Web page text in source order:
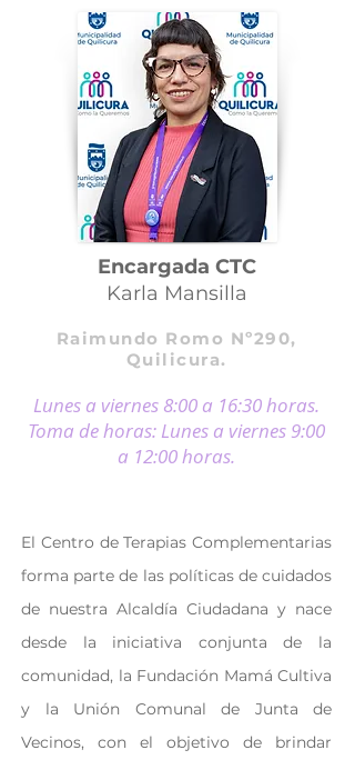
Encargada CTC
Karla Mansilla
Raimundo Romo Nº290,
Quilicura.
Lunes a viernes 8:00 a 16:30 horas.
Toma de horas: Lunes a viernes 9:00
a 12:00 horas.
El Centro de Terapias Complementarias
forma parte de las políticas de cuidados
de nuestra Alcaldía Ciudadana y nace
desde la iniciativa conjunta de la
comunidad, la Fundación Mamá Cultiva
y la Unión Comunal de Junta de
Vecinos, con el objetivo de brindar